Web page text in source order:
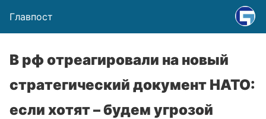
Главпост
В рф отреагировали на новый
стратегический документ НАТО:
если хотят – будем угрозой